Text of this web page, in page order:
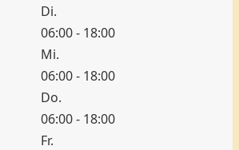
Di.
06:00 - 18:00
Mi.
06:00 - 18:00
Do.
06:00 - 18:00
Fr.